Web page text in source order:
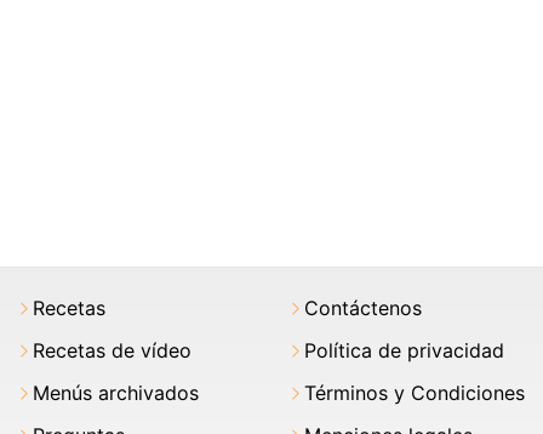
Recetas
Recetas de vídeo
Menús archivados
Contáctenos
Política de privacidad
Términos y Condiciones